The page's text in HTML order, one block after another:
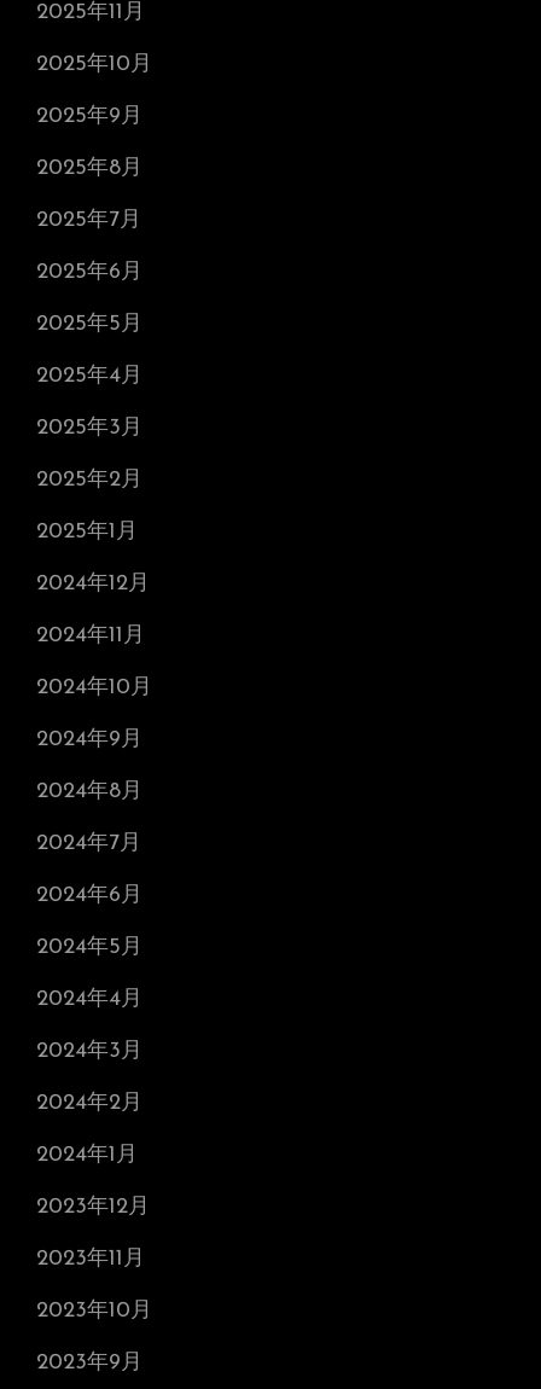
2025年11月
2025年10月
2025年9月
2025年8月
2025年7月
2025年6月
2025年5月
2025年4月
2025年3月
2025年2月
2025年1月
2024年12月
2024年11月
2024年10月
2024年9月
2024年8月
2024年7月
2024年6月
2024年5月
2024年4月
2024年3月
2024年2月
2024年1月
2023年12月
2023年11月
2023年10月
2023年9月